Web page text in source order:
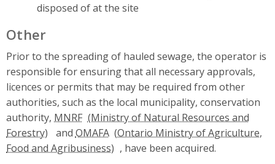
disposed of at the site
Other
Prior to the spreading of hauled sewage, the operator is
responsible for ensuring that all necessary approvals,
licences or permits that may be required from other
authorities, such as the local municipality, conservation
authority, MNRF
and OMAFA
, have been acquired.